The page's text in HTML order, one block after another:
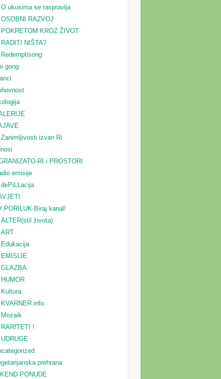
O ukusima se raspravlja
OSOBNI RAZVOJ
POKRETOM KROZ ŽIVOT
RADITI NIŠTA?
Redemptisong
gong
Zanimljivosti izvan Ri
RI i PROSTORI
emisije
dePiLLacija
PORILUK-Biraj kanal!
ALTER(stil života)
ART
Edukacija
EMISIJE
GLAZBA
HUMOR
Kultura
KVARNER.info
Mozaik
RARITETI !
UDRUGE
prehrana
PONUDE